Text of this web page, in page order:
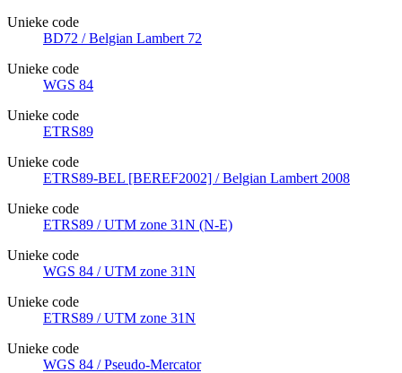
Unieke code
BD72 / Belgian Lambert 72
Unieke code
WGS 84
Unieke code
ETRS89
Unieke code
ETRS89-BEL [BEREF2002] / Belgian Lambert 2008
Unieke code
ETRS89 / UTM zone 31N (N-E)
Unieke code
WGS 84 / UTM zone 31N
Unieke code
ETRS89 / UTM zone 31N
Unieke code
WGS 84 / Pseudo-Mercator